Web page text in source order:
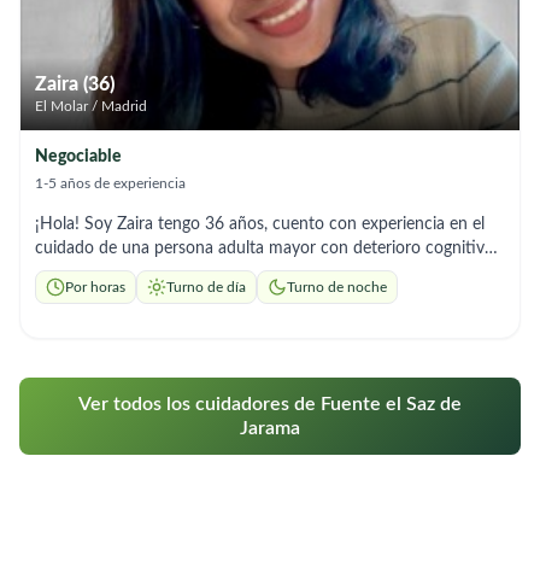
comprometida con crear un ambiente con entorno seguro,
agradable y de confianza. Si buscas tranquilidad y buen
cuidado para su ser querido, estaré encantada de ayudarte
Zaira (36)
El Molar / Madrid
Negociable
1-5 años de experiencia
¡Hola! Soy Zaira tengo 36 años, cuento con experiencia en el
cuidado de una persona adulta mayor con deterioro cognitivo
(Alzheimer), brindando acompañamiento y apoyo en sus
actividades diarias. Ofrezco un trato respetuoso, cálido y
según indicaciones médicas - Actividades suaves de
estimulación y conversación - Paseos tranquilos y compañía
Por horas Turno de día Turno de noche
Ver todos los cuidadores de Fuente el Saz de
Jarama